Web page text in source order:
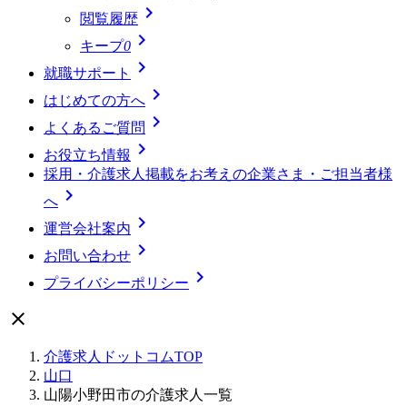
閲覧履歴 
キープ0 
就職サポート 
はじめての方へ 
よくあるご質問 
お役立ち情報 
採用・介護求人掲載をお考えの企業さま・ご担当者様
へ 
運営会社案内 
お問い合わせ 
プライバシーポリシー 

介護求人ドットコムTOP
山口
山陽小野田市の介護求人一覧